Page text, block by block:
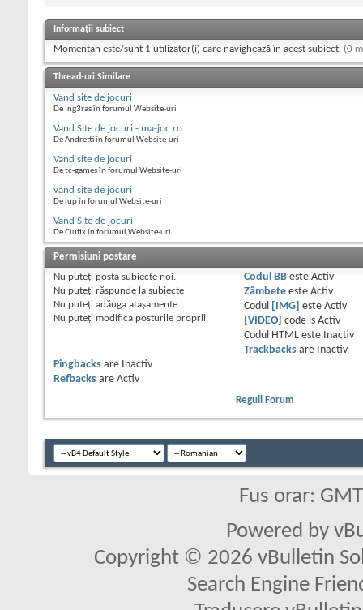
Informații subiect
Momentan este/sunt 1 utilizator(i) care navighează în acest subiect. (0
Thread-uri Similare
Vand site de jocuri
De Ing3ras în forumul Website-uri
Vand Site de jocuri - ma-joc.ro
De Andretti în forumul Website-uri
Vand site de jocuri
De tc-games în forumul Website-uri
vand site de jocuri
De lup în forumul Website-uri
Vand Site de jocuri
De Ciufix în forumul Website-uri
Permisiuni postare
Nu puteţi posta subiecte noi.
Nu puteţi răspunde la subiecte
Nu puteţi adăuga ataşamente
Nu puteţi modifica posturile proprii
Codul BBeste Activ
Zâmbeteeste Activ
Codul
[IMG] este Activ
[VIDEO]
code is Activ
Codul HTML este
Inactiv
Trackbacksare
Inactiv
Pingbacks are
Inactiv
Refbacks are Activ
Reguli Forum
Fus orar:
Powered by
Copyright © 2026 vBulletin
Search Engine